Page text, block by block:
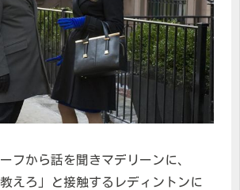
フから話を聞きマデリーンに、
教えろ」と接触するレディントンに